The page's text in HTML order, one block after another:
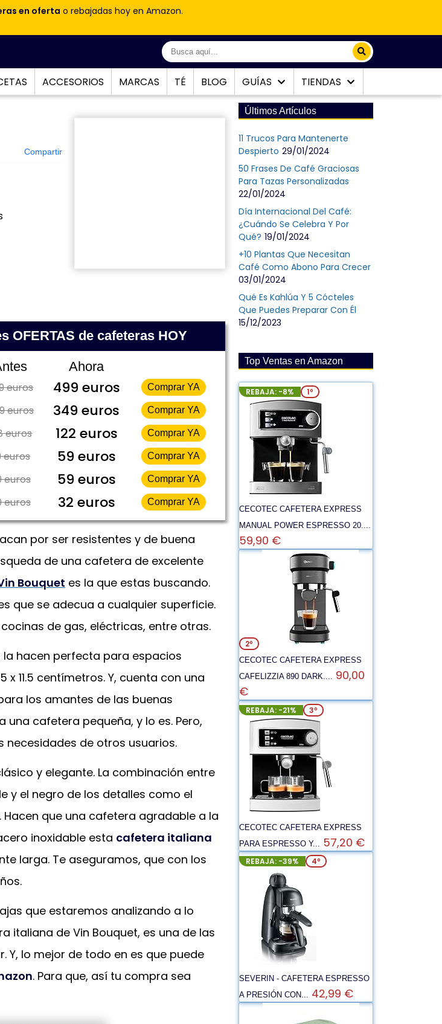
en oferta o rebajadas hoy en Amazon.
ACCESORIOS MARCAS TÉ BLOG GUÍAS TIENDAS
Compartir
OFERTAS de cafeteras HOY
Ahora
euros 499 euros Comprar YA
euros 349 euros Comprar YA
euros 122 euros Comprar YA
euros 59 euros Comprar YA
euros 59 euros Comprar YA
euros 32 euros Comprar YA
por ser resistentes y de buena
de una cafetera de excelente
Bouquet es la que estas buscando.
que se adecua a cualquier superficie.
de gas, eléctricas, entre otras.
la hacen perfecta para espacios
x 11.5 centímetros. Y, cuenta con una
los amantes de las buenas
cafetera pequeña, y lo es. Pero,
de otros usuarios.
y elegante. La combinación entre
y el negro de los detalles como el
que una cafetera agradable a la
inoxidable esta cafetera italiana
larga. Te aseguramos, que con los
que estaremos analizando a lo
italiana de Vin Bouquet, es una de las
Y, lo mejor de todo en es que puede
. Para que, así tu compra sea
Últimos Artículos
11 Trucos Para Mantenerte
Despierto 29/01/2024
50 Frases De Café Graciosas
Para Tazas Personalizadas
22/01/2024
Día Internacional Del Café:
¿Cuándo Se Celebra Y Por
Qué? 19/01/2024
+10 Plantas Que Necesitan
Café Como Abono Para Crecer
03/01/2024
Qué Es Kahlúa Y 5 Cócteles
Que Puedes Preparar Con Él
15/12/2023
Top Ventas en Amazon
REBAJA: -8% 1º
CECOTEC CAFETERA EXPRESS
MANUAL POWER ESPRESSO 20....
59,90 €
2º
CECOTEC CAFETERA EXPRESS
CAFELIZZIA 890 DARK.... 90,00
€
REBAJA: -21% 3º
CECOTEC CAFETERA EXPRESS
PARA ESPRESSO Y... 57,20 €
REBAJA: -39% 4º
SEVERIN - CAFETERA ESPRESSO
A PRESIÓN CON... 42,99 €